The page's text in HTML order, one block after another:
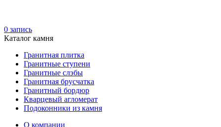
0 запись
Каталог камня
Гранитная плитка
Гранитные ступени
Гранитные слэбы
Гранитная брусчатка
Гранитный бордюр
Кварцевый агломерат
Подоконники из камня
О компании